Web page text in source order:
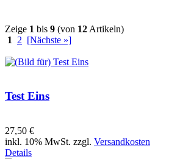
Zeige 1 bis 9 (von 12 Artikeln)
1
2 [Nächste »]
Test Eins
27,50 €
inkl. 10% MwSt. zzgl. Versandkosten
Details